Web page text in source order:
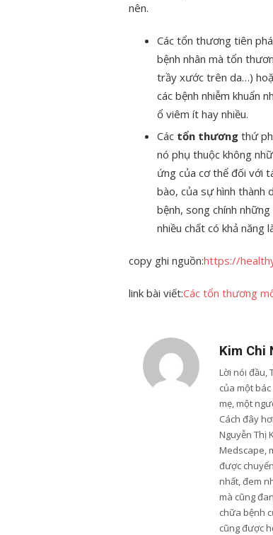
nên.
Các tổn thương tiên
bệnh nhân mà tổn
trầy xước trên da…)
các bệnh nhiễm khuẩn
ổ viêm ít hay nhiều.
Các tổn thương thứ
nó phụ thuộc không
ứng của cơ thể đối với
bào, của sự hình thành
bệnh, song chính
nhiều chất có khả
copy ghi nguồn:https://
link bài viết:Các tổn thương
Kim Chi
Lời nói đầu,
của một
mẹ, một
Cách đây
Nguyễn Thị
Medscape,
được
nhất, đem
mà cũng
chữa bệnh
cũng được